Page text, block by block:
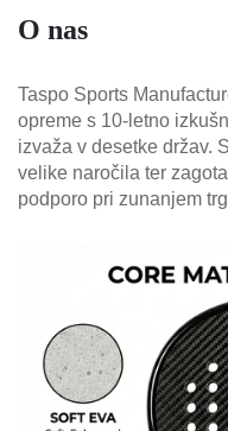
O nas
Taspo Sports
opreme s 10-letno
izvaža v desetke držav.
velike naročila ter
podporo pri zunanjem